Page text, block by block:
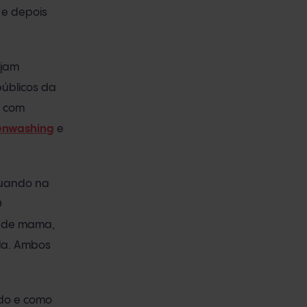
depois
da
com
e
na
mama,
Ambos
e como